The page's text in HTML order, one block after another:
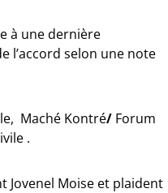
à une dernière
l’accord selon une note
Maché Kontré/ Forum
.
Jovenel Moise et plaident